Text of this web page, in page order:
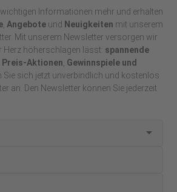
Informationen mehr und erhalten
Angebote und Neuigkeiten mit unserem
Mit unserem Newsletter versorgen wir
Herz höherschlagen lässt: spannende
Preis-Aktionen Gewinnspiele und
Sie sich jetzt unverbindlich und kostenlos
an. Den Newsletter können Sie jederzeit